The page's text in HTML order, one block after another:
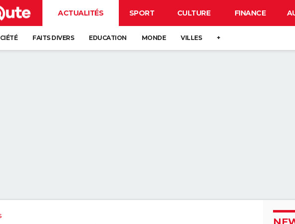
ACTUALITÉS SPORT CULTURE FINANCE
FAITS DIVERS EDUCATION MONDE VILLES +